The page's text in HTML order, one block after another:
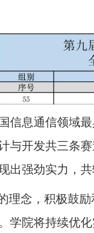
信息通信领域
与开发共三条
强劲实力，
理念，积极鼓
学院将持续优